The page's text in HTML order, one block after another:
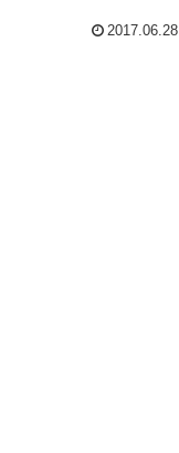
2017.06.28